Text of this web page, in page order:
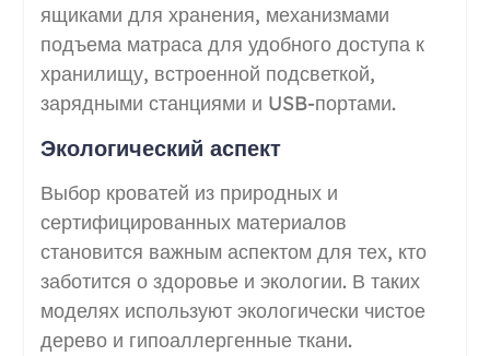
ящиками для хранения, механизмами
подъема матраса для удобного доступа к
хранилищу, встроенной подсветкой,
зарядными станциями и USB-портами.
Экологический аспект
Выбор кроватей из природных и
сертифицированных материалов
становится важным аспектом для тех, кто
заботится о здоровье и экологии. В таких
моделях используют экологически чистое
дерево и гипоаллергенные ткани.